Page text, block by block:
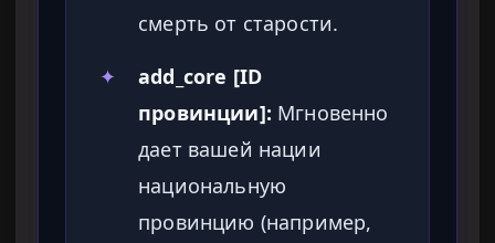
смерть от старости.
✦
add_core [ID
провинции]: Мгновенно
дает вашей нации
национальную
провинцию (например,